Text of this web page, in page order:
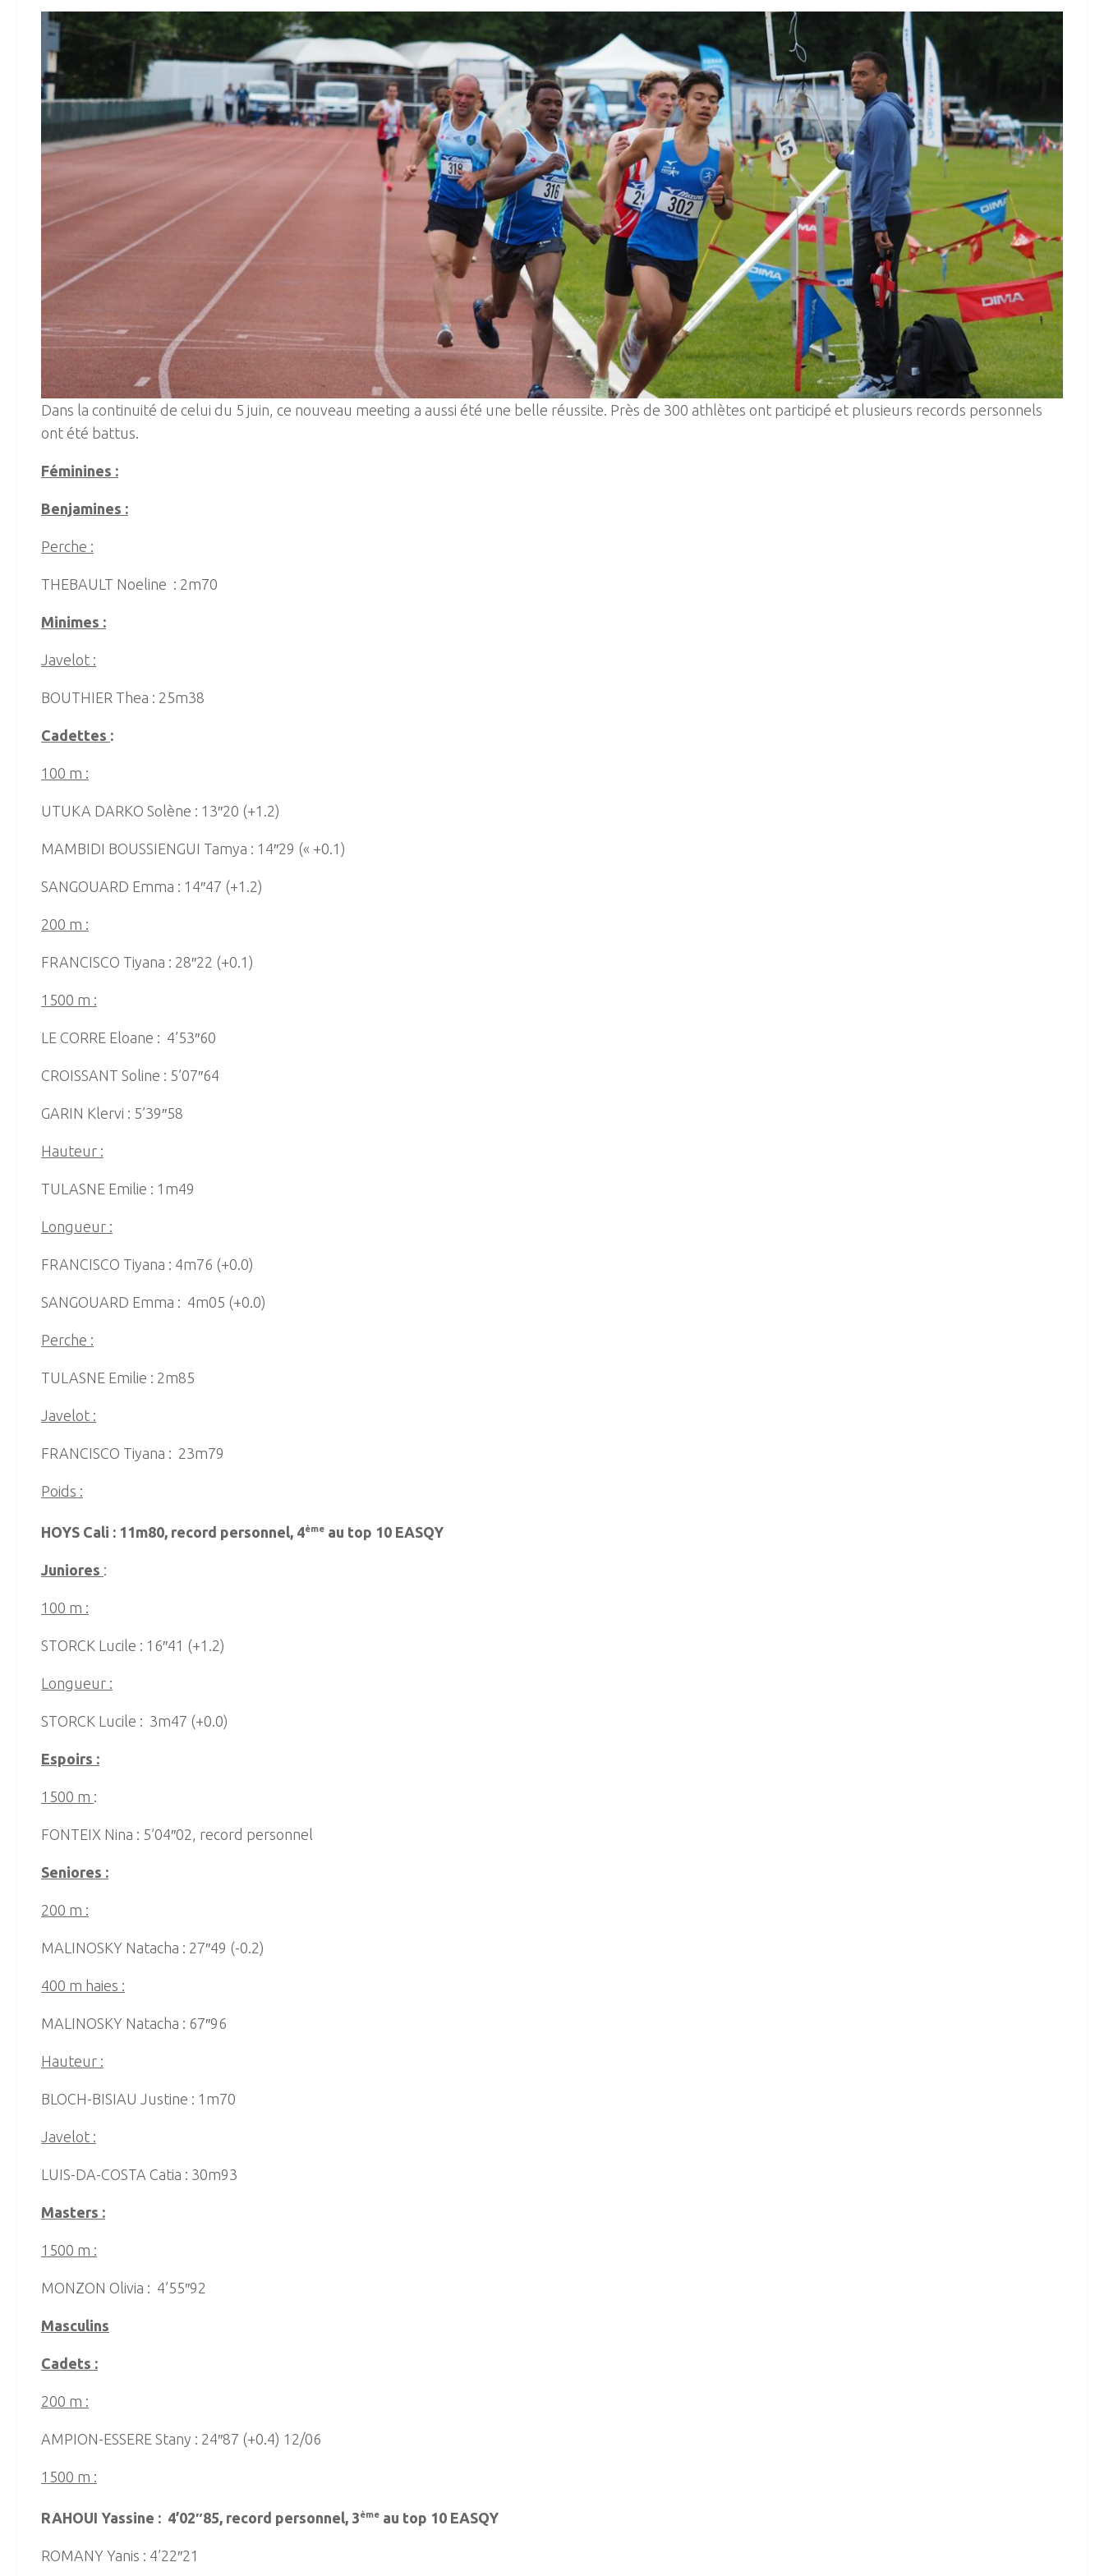
Dans la continuité de celui du 5 juin, ce nouveau meeting a aussi été une belle réussite. Près de 300 athlètes ont participé et plusieurs records personnels
ont été battus.
Féminines :
Benjamines :
Perche :
THEBAULT Noeline : 2m70
Minimes :
Javelot :
BOUTHIER Thea : 25m38
Cadettes :
100 m :
UTUKA DARKO Solène : 13″20 (+1.2)
MAMBIDI BOUSSIENGUI Tamya : 14″29 (« +0.1)
SANGOUARD Emma : 14″47 (+1.2)
200 m :
FRANCISCO Tiyana : 28″22 (+0.1)
1500 m :
LE CORRE Eloane : 4’53″60
CROISSANT Soline : 5’07″64
GARIN Klervi : 5’39″58
Hauteur :
TULASNE Emilie : 1m49
Longueur :
FRANCISCO Tiyana : 4m76 (+0.0)
SANGOUARD Emma : 4m05 (+0.0)
Perche :
TULASNE Emilie : 2m85
Javelot :
FRANCISCO Tiyana : 23m79
Poids :
HOYS Cali : 11m80, record personnel, 4ème au top 10 EASQY
Juniores :
100 m :
STORCK Lucile : 16″41 (+1.2)
Longueur :
STORCK Lucile : 3m47 (+0.0)
Espoirs :
1500 m :
FONTEIX Nina : 5’04″02, record personnel
Seniores :
200 m :
MALINOSKY Natacha : 27″49 (-0.2)
400 m haies :
MALINOSKY Natacha : 67″96
Hauteur :
BLOCH-BISIAU Justine : 1m70
Javelot :
LUIS-DA-COSTA Catia : 30m93
Masters :
1500 m :
MONZON Olivia : 4’55″92
Masculins
Cadets :
200 m :
AMPION-ESSERE Stany : 24″87 (+0.4) 12/06
1500 m :
RAHOUI Yassine : 4’02″85, record personnel, 3ème au top 10 EASQY
ROMANY Yanis : 4’22″21